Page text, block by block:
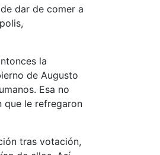
dar de comer a
la
de Augusto
Esa no
que le refregaron
tras votación,